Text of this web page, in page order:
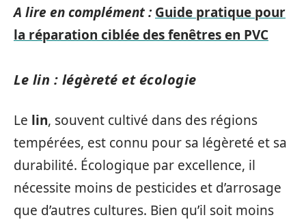
A lire en complément : Guide pratique pour
la réparation ciblée des fenêtres en PVC
Le lin : légèreté et écologie
Le lin, souvent cultivé dans des régions
tempérées, est connu pour sa légèreté et sa
durabilité. Écologique par excellence, il
nécessite moins de pesticides et d’arrosage
que d’autres cultures. Bien qu’il soit moins